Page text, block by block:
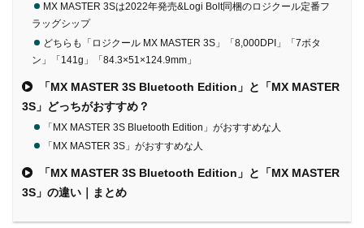
MX MASTER 3Sは2022年発売&Logi Bolt同梱のロジクール定番フ
ラッグシップ
どちらも「ロジクール MX MASTER 3S」「8,000DPI」「7ボタ
ン」「141g」「84.3×51×124.9mm」
「MX MASTER 3S Bluetooth Edition」と「MX MASTER
3S」どっちがおすすめ？
「MX MASTER 3S Bluetooth Edition」がおすすめな人
「MX MASTER 3S」がおすすめな人
「MX MASTER 3S Bluetooth Edition」と「MX MASTER
3S」の違い｜まとめ